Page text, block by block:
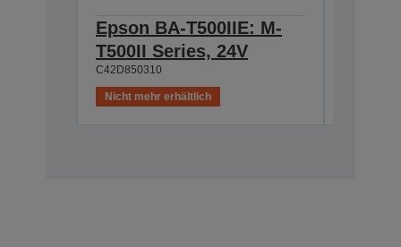
Epson BA-T500IIE: M-
T500II Series, 24V
C42D850310
Nicht mehr erhältlich